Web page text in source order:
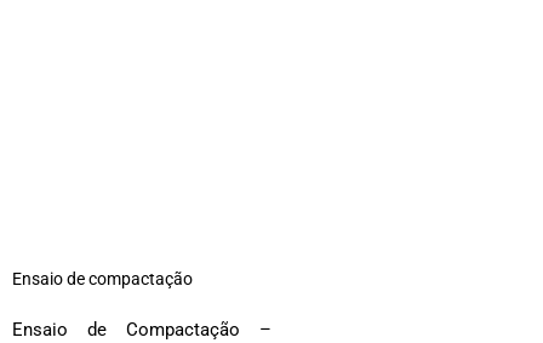
Ensaio de compactação
Ensaio de Compactação –